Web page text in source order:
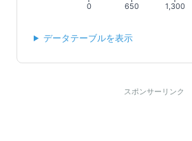
0 650 1,300
データテーブルを表示
スポンサーリンク